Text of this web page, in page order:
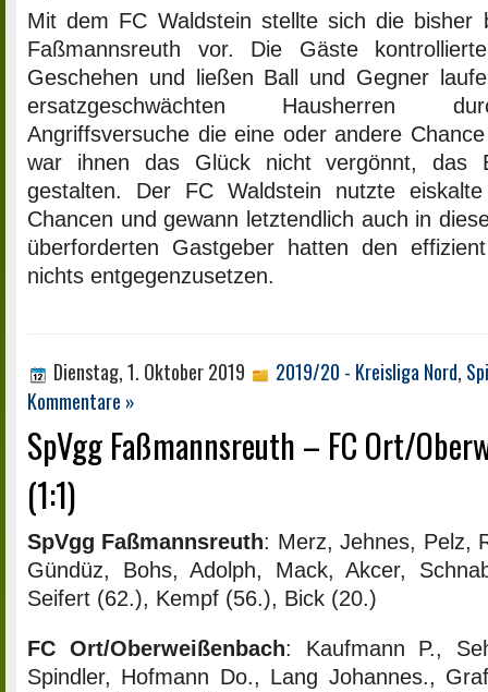
Mit dem FC Waldstein stellte sich die bisher
Faßmannsreuth vor. Die Gäste
Geschehen und ließen Ball und Gegner
ersatzgeschwächten Hausherren
Angriffsversuche die eine oder andere
war ihnen das Glück nicht vergönnt, das
gestalten. Der FC Waldstein nutzte
Chancen und gewann letztendlich auch in
überforderten Gastgeber hatten den
nichts entgegenzusetzen.
Dienstag, 1. Oktober 2019 2019/20 - Kreisliga Nord,
Kommentare »
SpVgg Faßmannsreuth – FC Ort/
(1:1)
SpVgg Faßmannsreuth: Merz, Jehnes, Pelz,
Gündüz, Bohs, Adolph, Mack, Akcer,
Seifert (62.), Kempf (56.), Bick (20.)
FC Ort/Oberweißenbach: Kaufmann P.,
Spindler, Hofmann Do., Lang Johannes.,